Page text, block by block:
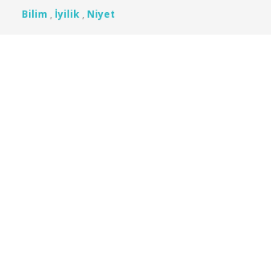
Bilim , İyilik, Niyet